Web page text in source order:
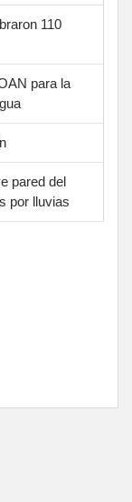
110
para la
pared del
por lluvias